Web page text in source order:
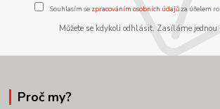
Souhlasím se zpracováním osobních údajůza účelem
Můžete se kdykoli odhlásit. Zasíláme
Proč my?